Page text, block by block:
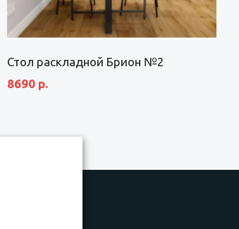
Стол раскладной Брион №2
8690 р.